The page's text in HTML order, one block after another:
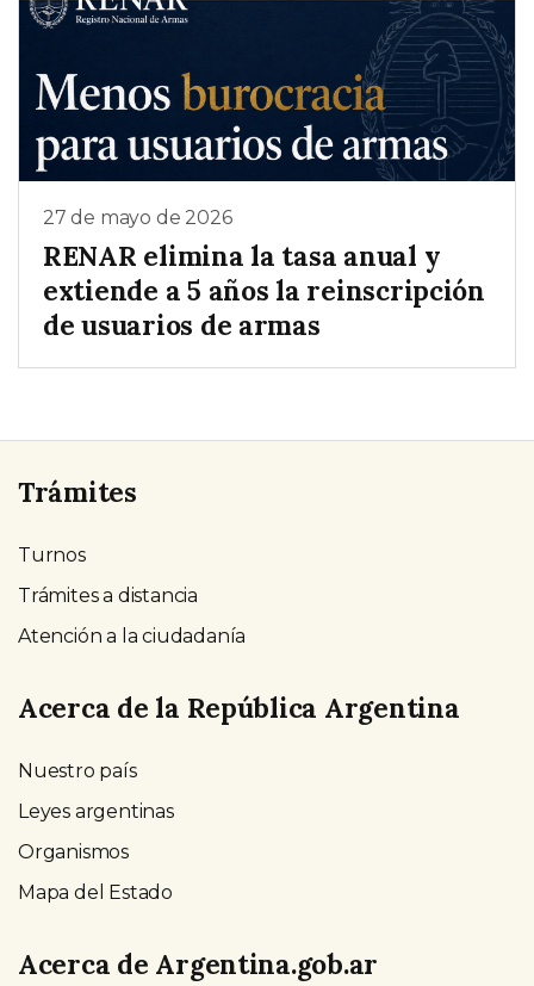
27 de mayo de 2026
RENAR elimina la tasa anual y
extiende a 5 años la reinscripción
de usuarios de armas
Trámites
Turnos
Trámites a distancia
Atención a la ciudadanía
Acerca de la República Argentina
Nuestro país
Leyes argentinas
Organismos
Mapa del Estado
Acerca de Argentina.gob.ar